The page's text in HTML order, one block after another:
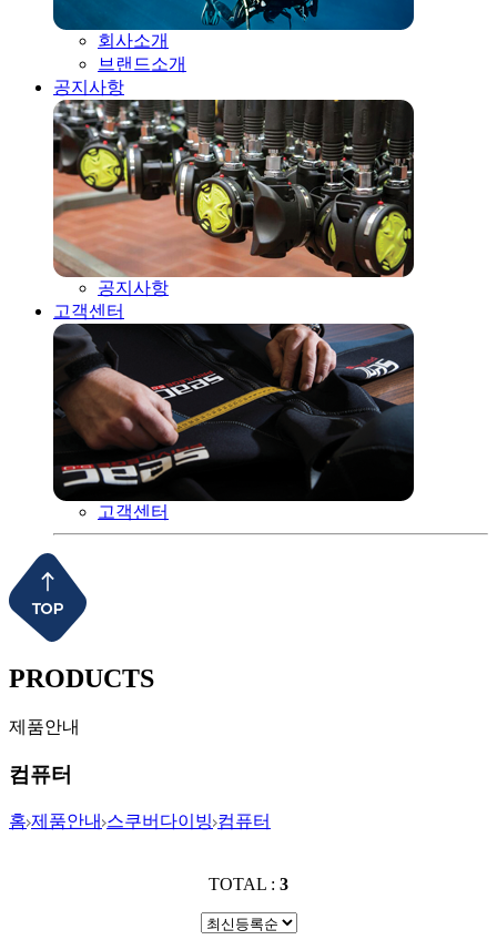
회사소개
브랜드소개
공지사항
공지사항
고객센터
고객센터
PRODUCTS
제품안내
컴퓨터
홈 제품안내 스쿠버다이빙 컴퓨터
TOTAL : 3